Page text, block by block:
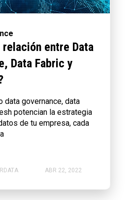
relación entre Data
Data Fabric y
data governance, data
potencian la estrategia
de tu empresa, cada
ABR 22, 2022